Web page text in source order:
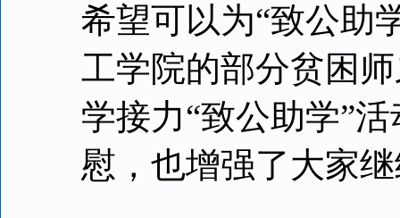
希望可以为“致公助
工学院的部分贫困
学接力“致公助学”
慰，也增强了大家